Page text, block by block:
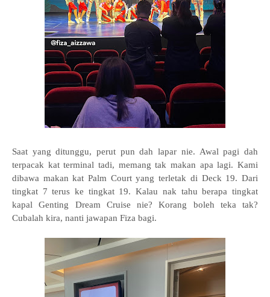
Saat yang ditunggu, perut pun dah lapar nie. Awal pagi dah
terpacak kat terminal tadi, memang tak makan apa lagi. Kami
dibawa makan kat Palm Court yang terletak di Deck 19. Dari
tingkat 7 terus ke tingkat 19. Kalau nak tahu berapa tingkat
kapal Genting Dream Cruise nie? Korang boleh teka tak?
Cubalah kira, nanti jawapan Fiza bagi.